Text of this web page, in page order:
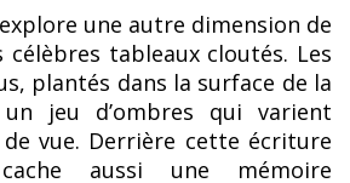
une autre dimension de
célèbres tableaux cloutés. Les
plantés dans la surface de la
jeu d’ombres qui varient
vue. Derrière cette écriture
aussi une mémoire